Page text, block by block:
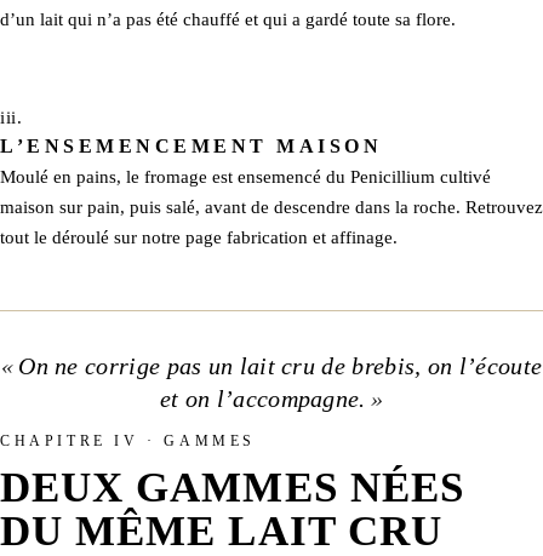
d’un lait qui n’a pas été chauffé et qui a gardé toute sa flore.
iii.
L’ENSEMENCEMENT MAISON
Moulé en pains, le fromage est ensemencé du Penicillium cultivé
maison sur pain, puis salé, avant de descendre dans la roche. Retrouvez
tout le déroulé sur notre page fabrication et affinage.
On ne corrige pas un lait cru de brebis, on l’écoute
et on l’accompagne.
CHAPITRE IV · GAMMES
DEUX GAMMES NÉES
DU MÊME LAIT CRU